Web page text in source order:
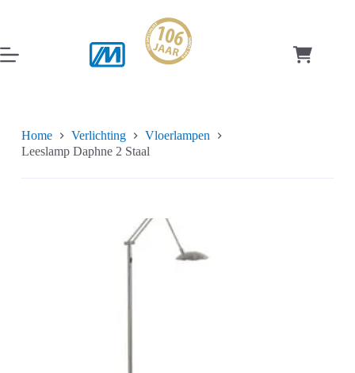
inhoud
Home Verlichting
Vloerlampen
Leeslamp Daphne 2 Staal